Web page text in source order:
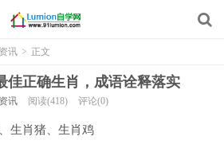
资讯 > 正文
佳正确生肖，成语诠释落实
资讯 阅读(418) 评论(0)
生肖猪、生肖鸡